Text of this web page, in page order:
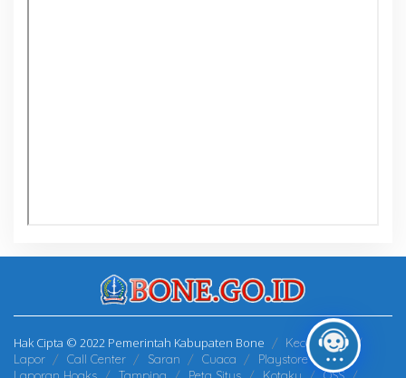
Hak Cipta © 2022 Pemerintah Kabupaten Bone
Kecamatan
Lapor
Call Center Saran Cuaca
Playstore